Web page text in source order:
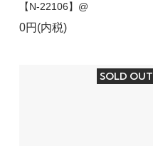
【N-22106】@
0円(内税)
SOLD OUT